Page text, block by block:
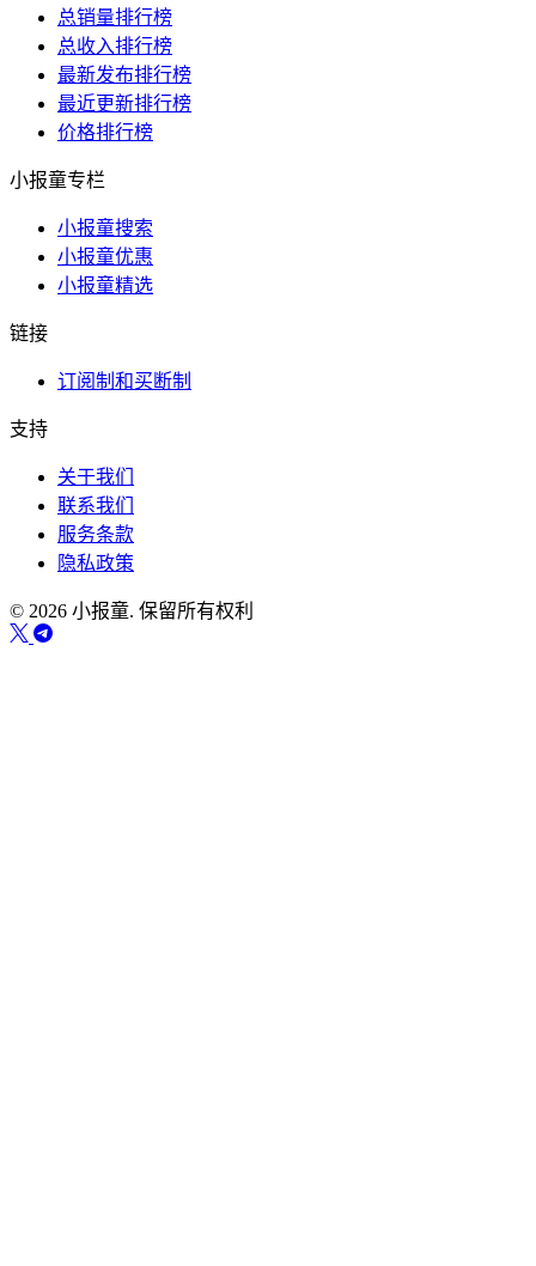
总销量排行榜
总收入排行榜
最新发布排行榜
最近更新排行榜
价格排行榜
小报童专栏
小报童搜索
小报童优惠
小报童精选
链接
订阅制和买断制
支持
关于我们
联系我们
服务条款
隐私政策
© 2026 小报童. 保留所有权利